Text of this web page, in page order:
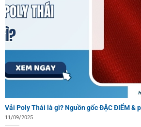
Vải Poly Thái là gì? Nguồn gốc ĐẶC ĐIỂM &
11/09/2025